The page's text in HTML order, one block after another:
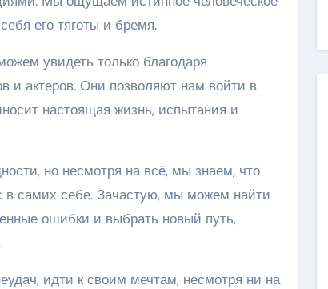
его тяготы и бремя.
увидеть только благодаря
и актеров. Они позволяют нам войти в
настоящая жизнь, испытания и
но несмотря на всё, мы знаем, что
в самих себе. Зачастую, мы можем найти
ошибки и выбрать новый путь,
идти к своим мечтам, несмотря ни на